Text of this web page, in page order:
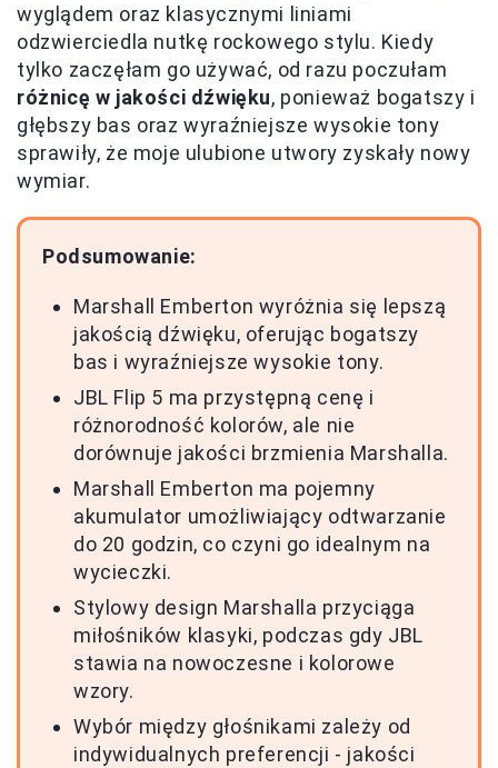
wyglądem oraz klasycznymi liniami
odzwierciedla nutkę rockowego stylu. Kiedy
tylko zaczęłam go używać, od razu poczułam
różnicę w jakości dźwięku, ponieważ bogatszy i
głębszy bas oraz wyraźniejsze wysokie tony
sprawiły, że moje ulubione utwory zyskały nowy
wymiar.
Podsumowanie:
Marshall Emberton wyróżnia się lepszą
jakością dźwięku, oferując bogatszy
bas i wyraźniejsze wysokie tony.
JBL Flip 5 ma przystępną cenę i
różnorodność kolorów, ale nie
dorównuje jakości brzmienia Marshalla.
Marshall Emberton ma pojemny
akumulator umożliwiający odtwarzanie
do 20 godzin, co czyni go idealnym na
wycieczki.
Stylowy design Marshalla przyciąga
miłośników klasyki, podczas gdy JBL
stawia na nowoczesne i kolorowe
wzory.
Wybór między głośnikami zależy od
indywidualnych preferencji - jakości